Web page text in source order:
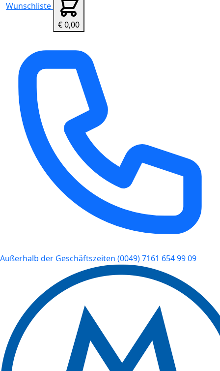
Wunschliste
€ 0,00
Außerhalb der Geschäftszeiten (0049) 7161 654 99 09